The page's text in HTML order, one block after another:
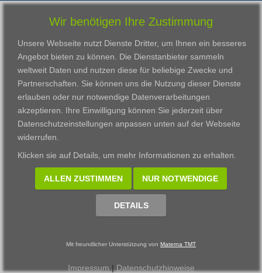
VWAK
Karriere
Kontakt
Download
Impressum
Datenschutzerklärung
Standorte
Darmstadt
Frankfurt am Main
Gießen
Kassel
Wiesbaden
Fortbildungszentrum
Bildungsangebot
Ausbildung
Zertifikatslehrgänge
Fortbildung
© 2002 - 2026 Materna TMT GmbH, powered by CARUSO
Wir benötigen Ihre Zustimmung
Unsere Webseite nutzt Dienste Dritter, um Ihnen ein besseres
Angebot bieten zu können. Die Dienstanbieter sammeln
weltweit Daten und nutzen diese für beliebige Zwecke und
Partnerschaften. Sie können uns die Nutzung dieser Dienste
erlauben oder nur notwendige Datenverarbeitungen
akzeptieren. Ihre Einwilligung können Sie jederzeit über
Datenschutzeinstellungen anpassen unten auf der Webseite
widerrufen.
Klicken sie auf Details, um mehr Informationen zu erhalten.
ALLEN ZUSTIMMEN NUR NOTWENDIGE
DETAILS
Mit freundlicher Unterstützung von Materna TMT
Impressum | Datenschutzhinweise